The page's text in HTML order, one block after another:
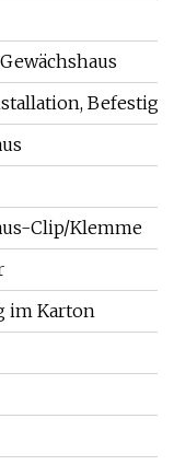
Clip/Klemme
im Karton